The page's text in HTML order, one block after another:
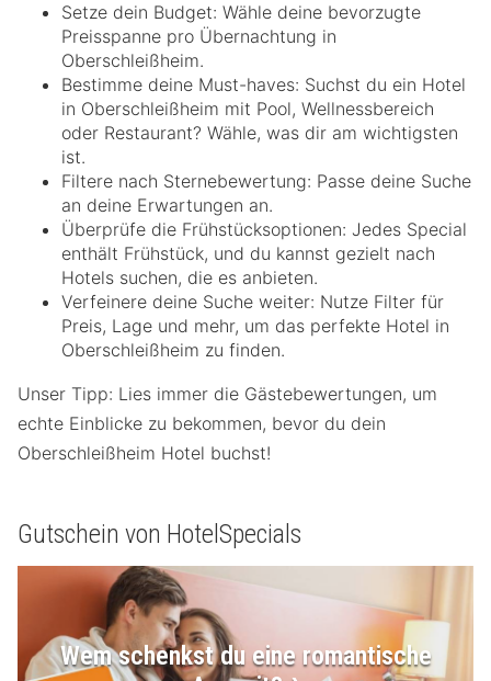
Setze dein Budget: Wähle deine bevorzugte
Preisspanne pro Übernachtung in
Oberschleißheim.
Bestimme deine Must-haves: Suchst du ein Hotel
in Oberschleißheim mit Pool, Wellnessbereich
oder Restaurant? Wähle, was dir am wichtigsten
ist.
Filtere nach Sternebewertung: Passe deine Suche
an deine Erwartungen an.
Überprüfe die Frühstücksoptionen: Jedes Special
enthält Frühstück, und du kannst gezielt nach
Hotels suchen, die es anbieten.
Verfeinere deine Suche weiter: Nutze Filter für
Preis, Lage und mehr, um das perfekte Hotel in
Oberschleißheim zu finden.
Unser Tipp: Lies immer die Gästebewertungen, um
echte Einblicke zu bekommen, bevor du dein
Oberschleißheim Hotel buchst!
Gutschein von HotelSpecials
Wem schenkst du eine romantische